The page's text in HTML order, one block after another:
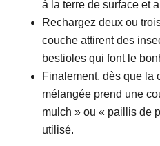
à la terre de surface et
Rechargez deux ou
couche attirent des
bestioles qui font le
Finalement, dès que la
mélangée prend une
mulch » ou « paillis de
utilisé.